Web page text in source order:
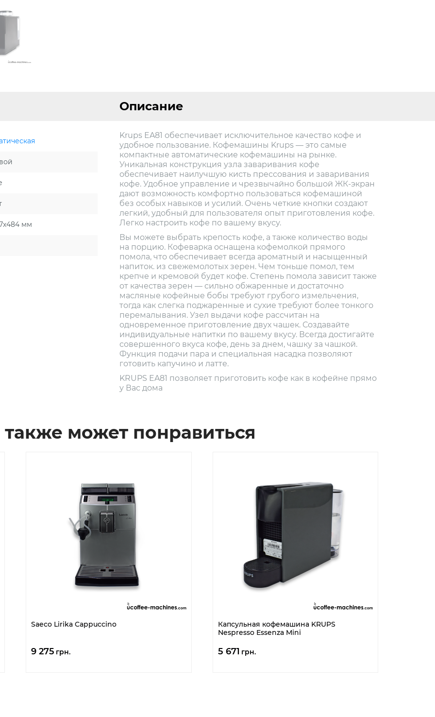
Описание
Krups EA81 обеспечивает исключительное качество кофе и
удобное пользование. Кофемашины Krups — это самые
компактные автоматические кофемашины на рынке.
Уникальная конструкция узла заваривания кофе
обеспечивает наилучшую кисть прессования и заваривания
кофе. Удобное управление и чрезвычайно большой ЖК-экран
дают возможность комфортно пользоваться кофемашиной
без особых навыков и усилий. Очень четкие кнопки создают
легкий, удобный для пользователя опыт приготовления кофе.
Легко настроить кофе по вашему вкусу.
Вы можете выбрать крепость кофе, а также количество воды
на порцию. Кофеварка оснащена кофемолкой прямого
помола, что обеспечивает всегда ароматный и насыщенный
напиток. из свежемолотых зерен. Чем тоньше помол, тем
крепче и кремовой будет кофе. Степень помола зависит также
от качества зерен — сильно обжаренные и достаточно
масляные кофейные бобы требуют грубого измельчения,
тогда как слегка поджаренные и сухие требуют более тонкого
перемалывания. Узел выдачи кофе рассчитан на
одновременное приготовление двух чашек. Создавайте
индивидуальные напитки по вашему вкусу. Всегда достигайте
совершенного вкуса кофе, день за днем, чашку за чашкой.
Функция подачи пара и специальная насадка позволяют
готовить капучино и латте.
KRUPS EA81 позволяет приготовить кофе как в кофейне прямо
у Вас дома
мм
может понравиться
Saeco Lirika Cappuccino
9 275 грн.
Капсульная кофемашина KRUPS
Nespresso Essenza Mini
5 671 грн.